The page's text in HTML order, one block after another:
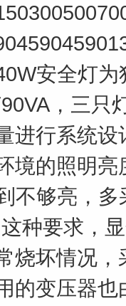
安全灯
，三只
进行系统
境的照明
不够亮，
种要求，
烧坏情况，
的变压器